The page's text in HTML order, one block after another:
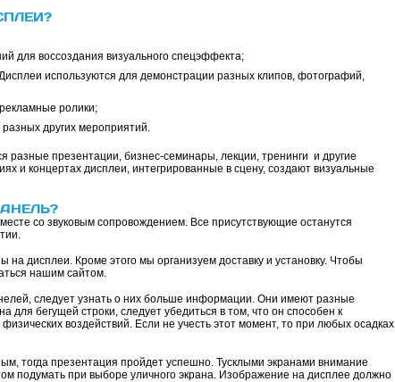
для воссоздания визуального спецэффекта;
используются для демонстрации разных клипов, фотографий,
ролики;
других мероприятий.
разные презентации, бизнес-семинары, лекции, тренинги и другие
и концертах дисплеи, интегрированные в сцену, создают визуальные
со звуковым сопровождением. Все присутствующие останутся
дисплеи. Кроме этого мы организуем доставку и установку. Чтобы
нашим сайтом.
следует узнать о них больше информации. Они имеют разные
для бегущей строки, следует убедиться в том, что он способен к
воздействий. Если не учесть этот момент, то при любых осадках
тогда презентация пройдет успешно. Тусклыми экранами внимание
подумать при выборе уличного экрана. Изображение на дисплее должно